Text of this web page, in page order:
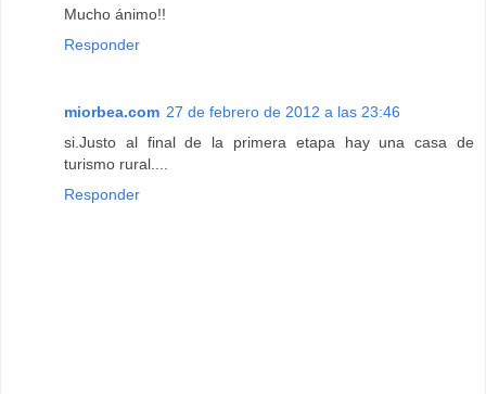
Mucho ánimo!!
Responder
miorbea.com 27 de febrero de 2012 a las 23:46
si.Justo al final de la primera etapa hay una casa de
turismo rural....
Responder